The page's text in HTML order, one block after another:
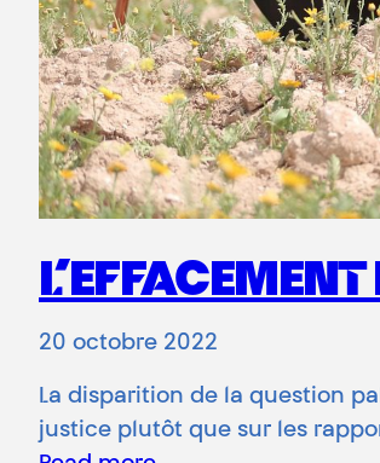
20 octobre 2022
La disparition de la question
justice plutôt que sur les